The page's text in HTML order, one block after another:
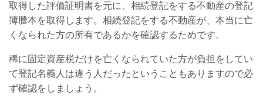
取得した評価証明書を元に、相続登記をする不動産の登記
簿謄本を取得します。相続登記をする不動産が、本当に亡
くなられた方の所有であるかを確認するためです。
稀に固定資産税だけを亡くなられていた方が負担をしてい
て登記名義人は違う人だったということもありますので必
ず確認をしましょう。